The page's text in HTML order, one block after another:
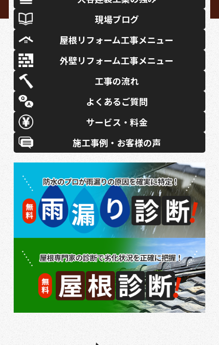
現場ブログ
屋根リフォーム工事メニュー
外壁リフォーム工事メニュー
工事の流れ
よくあるご質問
サービス・料金
施工事例・お客様の声